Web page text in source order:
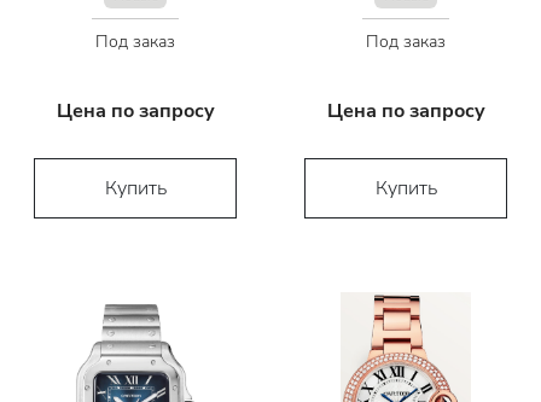
Под заказ
Цена по запросу
Купить
Под заказ
Цена по запросу
Купить